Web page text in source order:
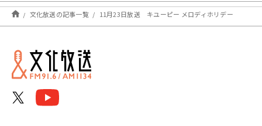
文化放送の記事一覧 11月23日放送 キユーピー メロディホリデー